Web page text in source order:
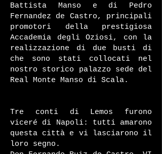
Battista Manso e di Pedro
Fernandez de Castro, principali
promotori della prestigiosa
Accademia degli Oziosi, con la
realizzazione di due busti di
che sono stati collocati nel
nostro storico palazzo sede del
Real Monte Manso di Scala.
Tre conti di Lemos furono
viceré di Napoli: tutti amarono
questa città e vi lasciarono il
loro segno.